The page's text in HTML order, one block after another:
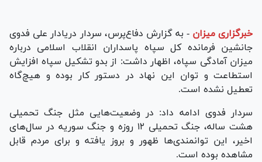
خبرگزاری میزان - به گزارش دفاع‌پرس، سردار دریادار علی فدوی
جانشین فرمانده کل سپاه پاسداران انقلاب اسلامی درباره
میزان آمادگی سپاه، اظهار داشت: از بدو تشکیل سپاه افزایش
استطاعت و توان این نهاد در دستور کار بوده و هیچ‌گاه
تعطیل نشده است.
سردار فدوی ادامه داد: در وضعیت‌هایی مثل جنگ تحمیلی
هشت ساله، جنگ تحمیلی ۱۲ روزه و جنگ سوریه در سال‌های
اخیر، این توانمندی‌ها ظهور و بروز یافته و برای مردم قابل
مشاهده بوده است.